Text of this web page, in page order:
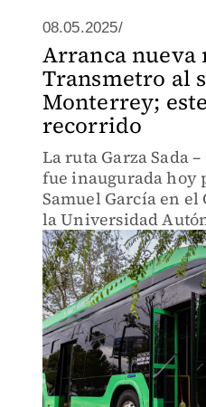
08.05.2025/
Arranca nueva
Transmetro al
Monterrey;
recorrido
La ruta Garza Sada
fue inaugurada hoy
Samuel García en el
la Universidad
León.